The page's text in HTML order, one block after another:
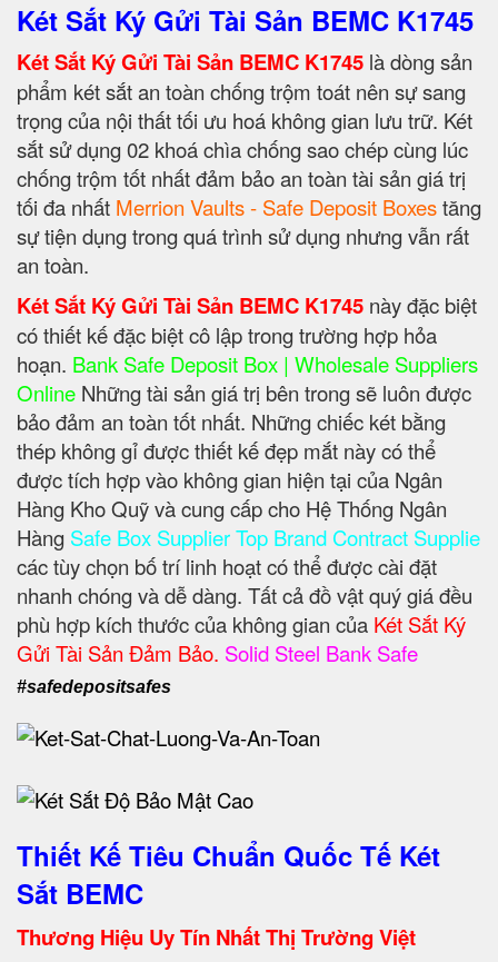
Két Sắt Ký Gửi Tài Sản BEMC K1745
Két Sắt Ký Gửi Tài Sản BEMC K1745 là dòng sản
phẩm két sắt an toàn chống trộm toát nên sự sang
trọng của nội thất tối ưu hoá không gian lưu trữ. Két
sắt sử dụng 02 khoá chìa chống sao chép cùng lúc
chống trộm tốt nhất đảm bảo an toàn tài sản giá trị
tối đa nhất Merrion Vaults - Safe Deposit Boxestăng
sự tiện dụng trong quá trình sử dụng nhưng vẫn rất
an toàn.
Két Sắt Ký Gửi Tài Sản BEMC K1745 này đặc biệt
có thiết kế đặc biệt cô lập trong trường hợp hỏa
hoạn. Bank Safe Deposit Box | Wholesale Suppliers
Online Những tài sản giá trị bên trong sẽ luôn được
bảo đảm an toàn tốt nhất. Những chiếc két bằng
thép không gỉ được thiết kế đẹp mắt này có thể
được tích hợp vào không gian hiện tại của Ngân
Hàng Kho Quỹ và cung cấp cho Hệ Thống Ngân
Hàng Safe Box Supplier Top Brand Contract Supplie
các tùy chọn bố trí linh hoạt có thể được cài đặt
nhanh chóng và dễ dàng. Tất cả đồ vật quý giá đều
phù hợp kích thước của không gian của Két Sắt Ký
Gửi Tài Sản Đảm Bảo. Solid Steel Bank Safe
#safedepositsafes
Thiết Kế Tiêu Chuẩn Quốc Tế Két
Sắt BEMC
Thương Hiệu Uy Tín Nhất Thị Trường Việt